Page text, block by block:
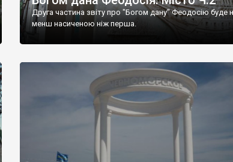
Друга частина звіту про "Богом дану" Феодосію буде
менш насиченою ніж перша.